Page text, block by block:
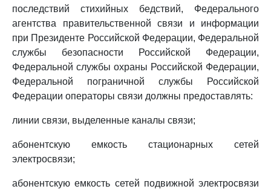
последствий стихийных бедствий, Федерального
агентства правительственной связи и информации
при Президенте Российской Федерации, Федеральной
службы безопасности Российской Федерации,
Федеральной службы охраны Российской Федерации,
Федеральной пограничной службы Российской
Федерации операторы связи должны предоставлять:
линии связи, выделенные каналы связи;
абонентскую емкость стационарных сетей
электросвязи;
абонентскую емкость сетей подвижной электросвязи